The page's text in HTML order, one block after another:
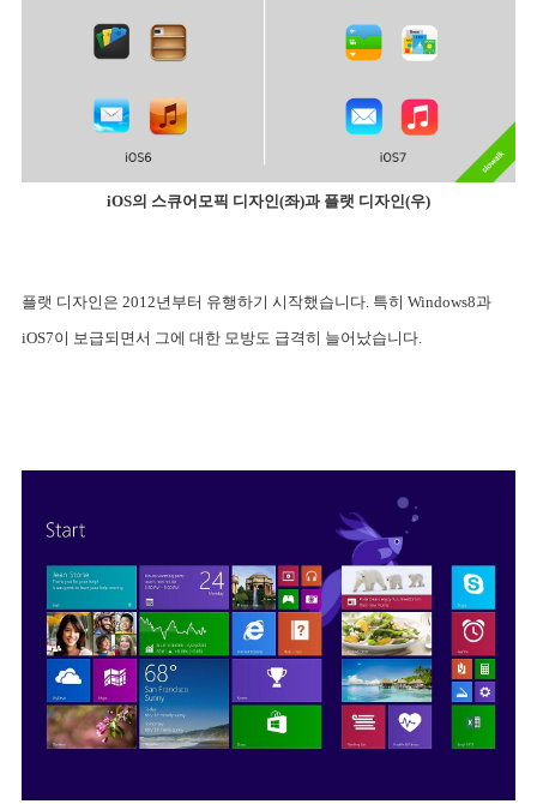
iOS의 스큐어모픽 디자인(좌)과 플랫 디자인(우)
플랫 디자인은 2012년부터 유행하기 시작했습니다. 특히 Windows8과
iOS7이 보급되면서 그에 대한 모방도 급격히 늘어났습니다.